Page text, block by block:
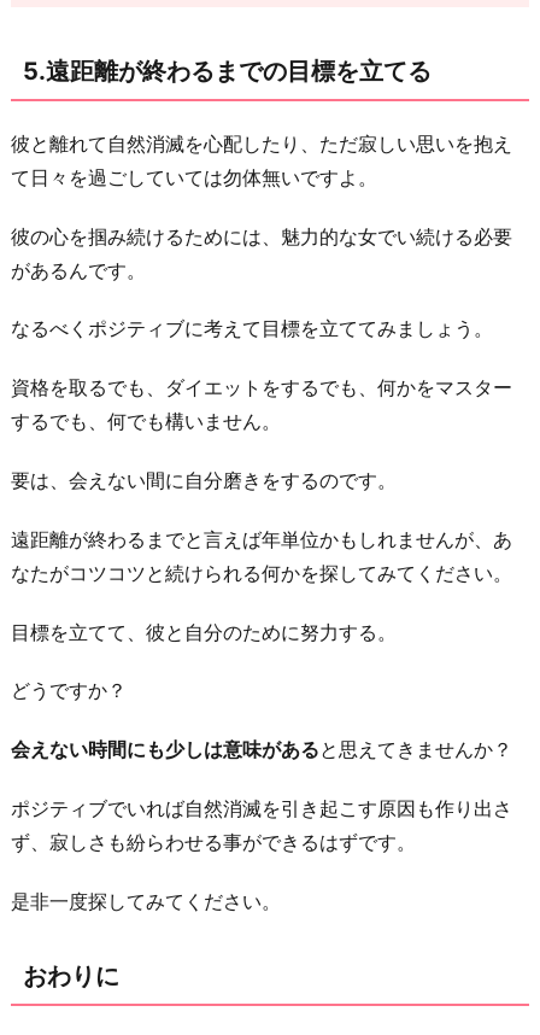
5.遠距離が終わるまでの目標を立てる
彼と離れて自然消滅を心配したり、ただ寂しい思いを抱え
て日々を過ごしていては勿体無いですよ。
彼の心を掴み続けるためには、魅力的な女でい続ける必要
があるんです。
なるべくポジティブに考えて目標を立ててみましょう。
資格を取るでも、ダイエットをするでも、何かをマスター
するでも、何でも構いません。
要は、会えない間に自分磨きをするのです。
遠距離が終わるまでと言えば年単位かもしれませんが、あ
なたがコツコツと続けられる何かを探してみてください。
目標を立てて、彼と自分のために努力する。
どうですか？
会えない時間にも少しは意味があると思えてきませんか？
ポジティブでいれば自然消滅を引き起こす原因も作り出さ
ず、寂しさも紛らわせる事ができるはずです。
是非一度探してみてください。
おわりに